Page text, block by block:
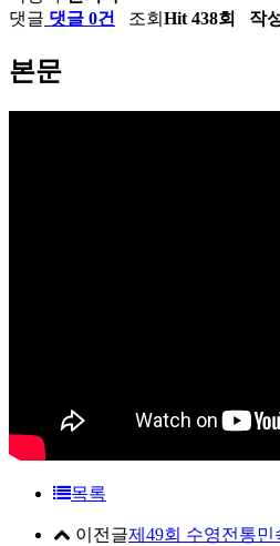
댓글 댓글 0건 조회 Hit 438회 작
본문
목록
이전글제49회 수영전통